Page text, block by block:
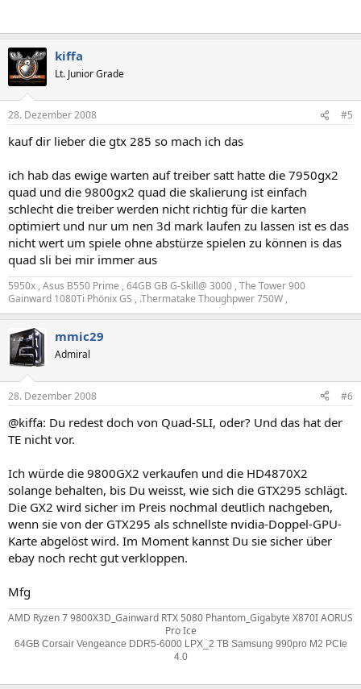
kiffa
Lt. Junior Grade
28. Dezember 2008 #5
kauf dir lieber die gtx 285 so mach ich das
ich hab das ewige warten auf treiber satt hatte die 7950gx2
quad und die 9800gx2 quad die skalierung ist einfach
schlecht die treiber werden nicht richtig für die karten
optimiert und nur um nen 3d mark laufen zu lassen ist es das
nicht wert um spiele ohne abstürze spielen zu können is das
quad sli bei mir immer aus
5950x , Asus B550 Prime , 64GB GB G-Skill@ 3000 , The Tower 900
Gainward 1080Ti Phönix GS , .Thermatake Thoughpwer 750W ,
mmic29
Admiral
28. Dezember 2008 #6
@kiffa: Du redest doch von Quad-SLI, oder? Und das hat der
TE nicht vor.
Ich würde die 9800GX2 verkaufen und die HD4870X2
solange behalten, bis Du weisst, wie sich die GTX295 schlägt.
Die GX2 wird sicher im Preis nochmal deutlich nachgeben,
wenn sie von der GTX295 als schnellste nvidia-Doppel-GPU-
Karte abgelöst wird. Im Moment kannst Du sie sicher über
ebay noch recht gut verkloppen.
Mfg
AMD Ryzen 7 9800X3D_Gainward RTX 5080 Phantom_Gigabyte X870I AORUS
Pro Ice
64GB Corsair Vengeance DDR5-6000 LPX_2 TB Samsung 990pro M2 PCIe
4.0